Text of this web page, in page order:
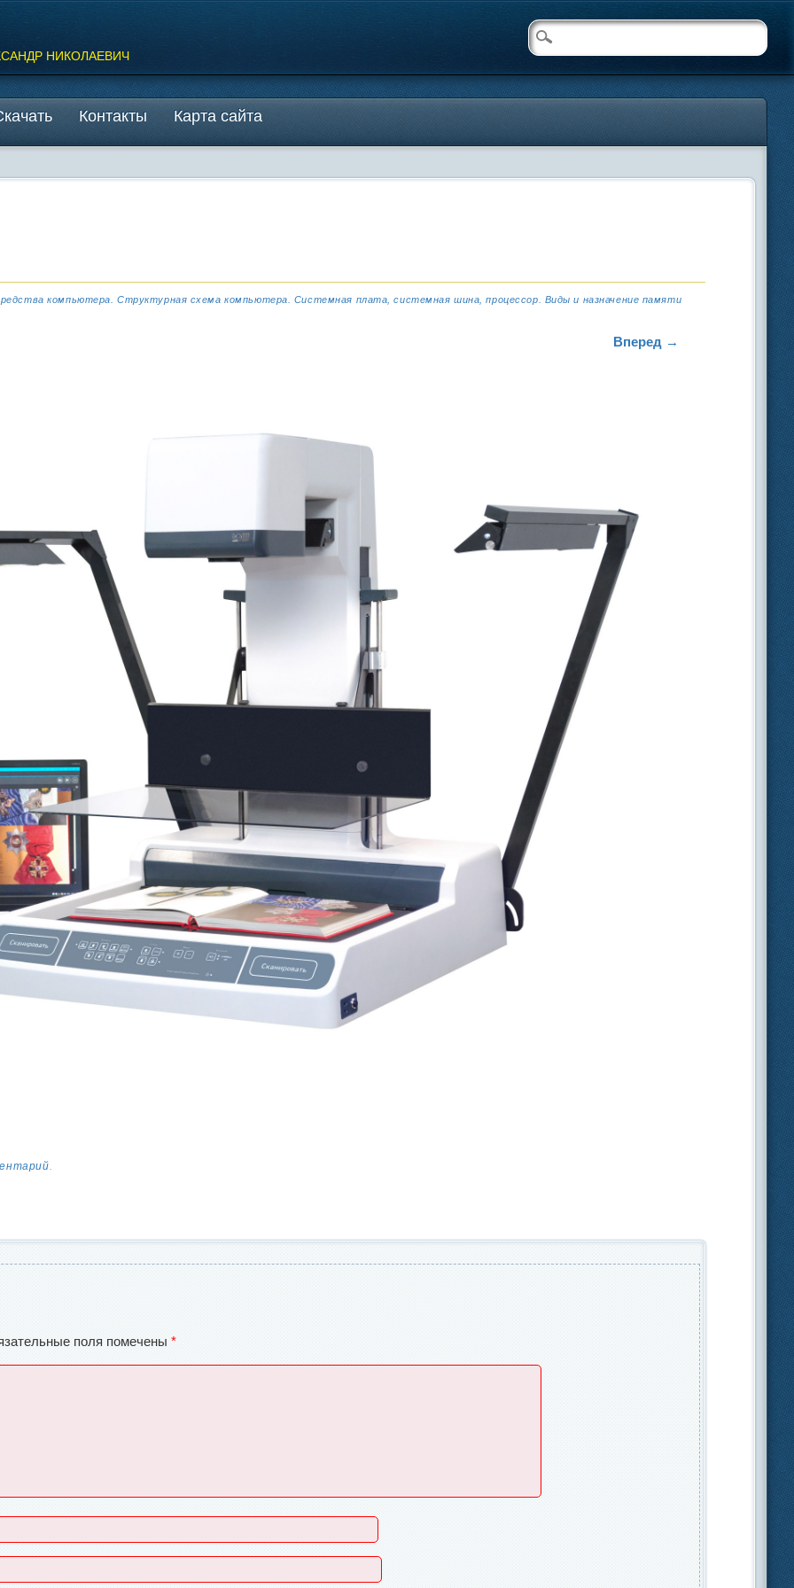
НИКОЛАЕВИЧ
Контакты Карта сайта
компьютера. Структурная схема компьютера. Системная плата, системная шина, процессор. Виды и назначение памяти
Вперед →
поля помечены*